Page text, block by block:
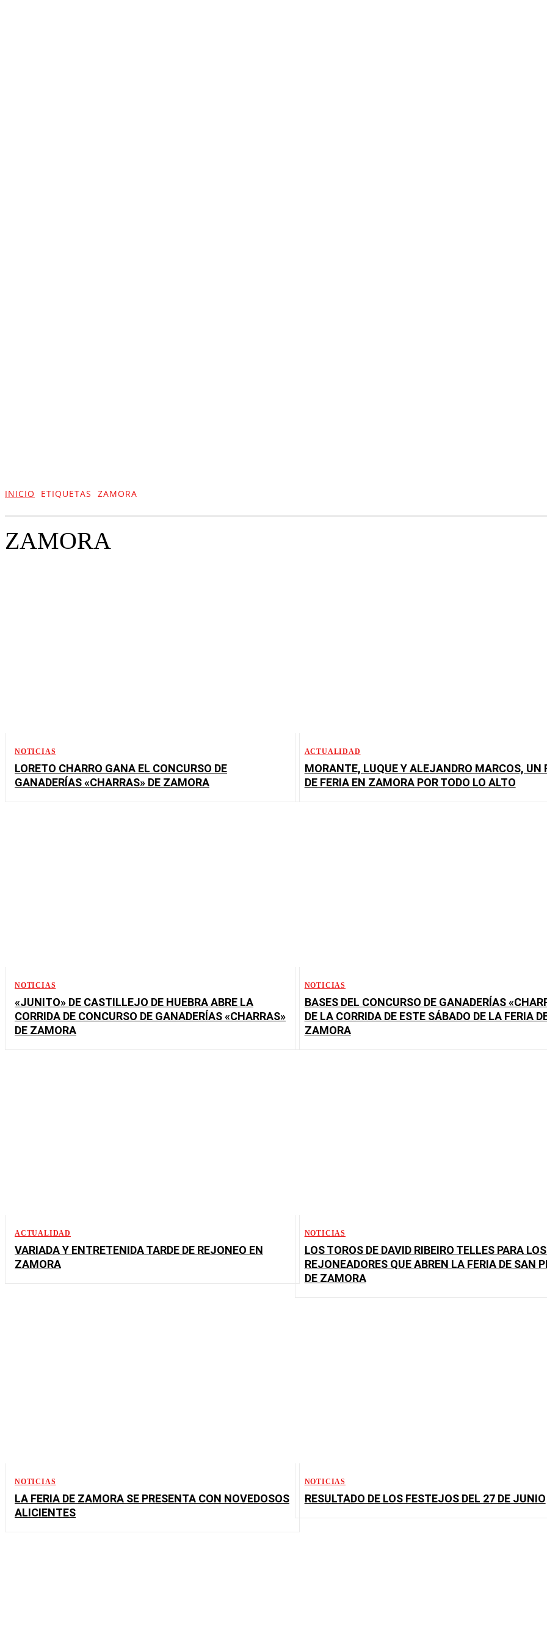
INICIO ETIQUETAS ZAMORA
ZAMORA
NOTICIAS
LORETO CHARRO GANA EL CONCURSO DE
GANADERÍAS «CHARRAS» DE ZAMORA
ACTUALIDAD
MORANTE, LUQUE Y ALEJANDRO MARCOS, UN
DE FERIA EN ZAMORA POR TODO LO ALTO
NOTICIAS
«JUNITO» DE CASTILLEJO DE HUEBRA ABRE LA
CORRIDA DE CONCURSO DE GANADERÍAS «CHARRAS»
DE ZAMORA
NOTICIAS
BASES DEL CONCURSO DE GANADERÍAS
DE LA CORRIDA DE ESTE SÁBADO DE LA FERIA
ZAMORA
ACTUALIDAD
VARIADA Y ENTRETENIDA TARDE DE REJONEO EN
ZAMORA
NOTICIAS
LOS TOROS DE DAVID RIBEIRO TELLES PARA
REJONEADORES QUE ABREN LA FERIA DE SAN
DE ZAMORA
NOTICIAS
LA FERIA DE ZAMORA SE PRESENTA CON NOVEDOSOS
ALICIENTES
NOTICIAS
RESULTADO DE LOS FESTEJOS DEL 27 DE JUNIO